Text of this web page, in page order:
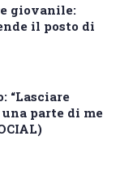
giovanile:
il posto di
“Lasciare
parte di me